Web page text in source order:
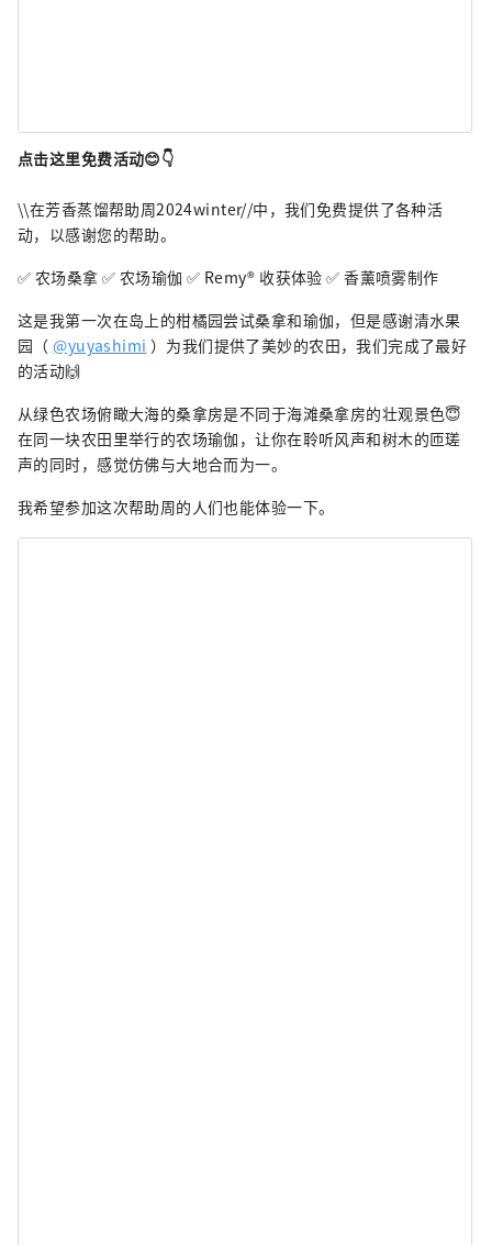
点击这里免费活动😊👇
\\在芳香蒸馏帮助周2024winter//中，我们免费提供了各种活
动，以感谢您的帮助。
✅ 农场桑拿 ✅ 农场瑜伽 ✅ Remy®︎ 收获体验 ✅ 香薰喷雾制作
这是我第一次在岛上的柑橘园尝试桑拿和瑜伽，但是感谢清水果
园（@yuyashimi ）为我们提供了美妙的农田，我们完成了最好
的活动🙌
从绿色农场俯瞰大海的桑拿房是不同于海滩桑拿房的壮观景色😇
在同一块农田里举行的农场瑜伽，让你在聆听风声和树木的匝瑳
声的同时，感觉仿佛与大地合而为一。
我希望参加这次帮助周的人们也能体验一下。